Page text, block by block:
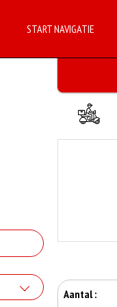
START NAVIGATIE
Aantal :